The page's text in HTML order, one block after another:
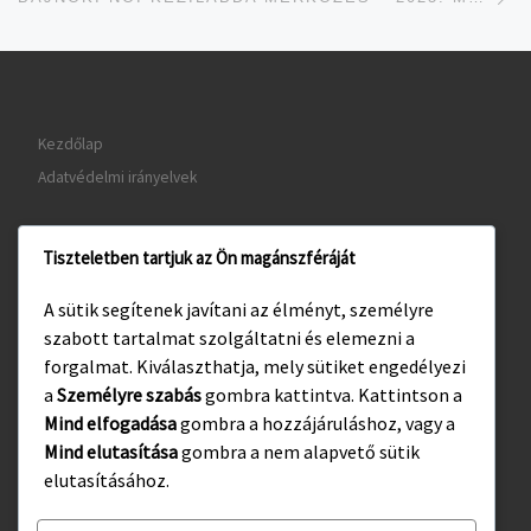
Kezdőlap
Adatvédelmi irányelvek
www.visitgyula.com
www.gyulakult.hu
Facebook Instagram
Tiszteletben tartjuk az Ön magánszféráját
A sütik segítenek javítani az élményt, személyre
szabott tartalmat szolgáltatni és elemezni a
forgalmat. Kiválaszthatja, mely sütiket engedélyezi
a Személyre szabásgombra kattintva. Kattintson a
Mind elfogadásagombra a hozzájáruláshoz, vagy a
Mind elutasításagombra a nem alapvető sütik
elutasításához.